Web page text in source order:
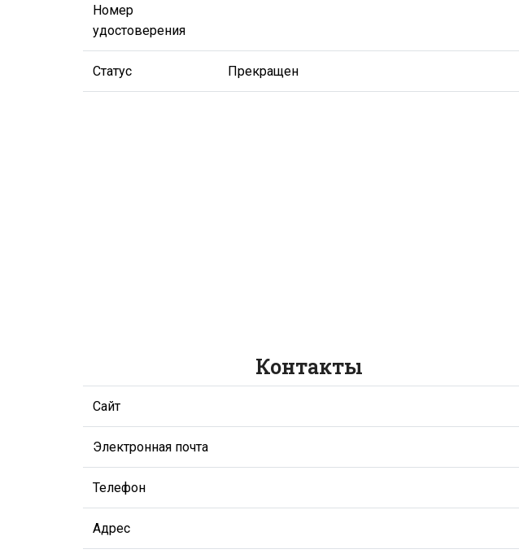
Номер
удостоверения
Статус Прекращен
Контакты
Сайт
Электронная почта
Телефон
Адрес